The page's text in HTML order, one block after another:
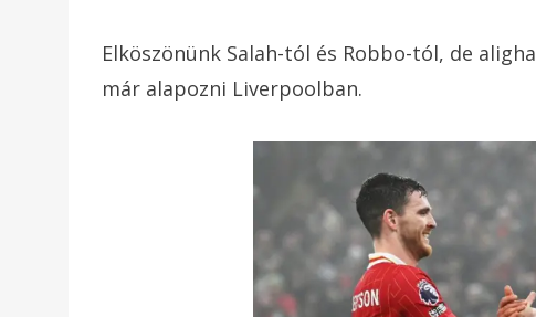
Elköszönünk Salah-tól és Robbo-tól, de
már alapozni Liverpoolban.